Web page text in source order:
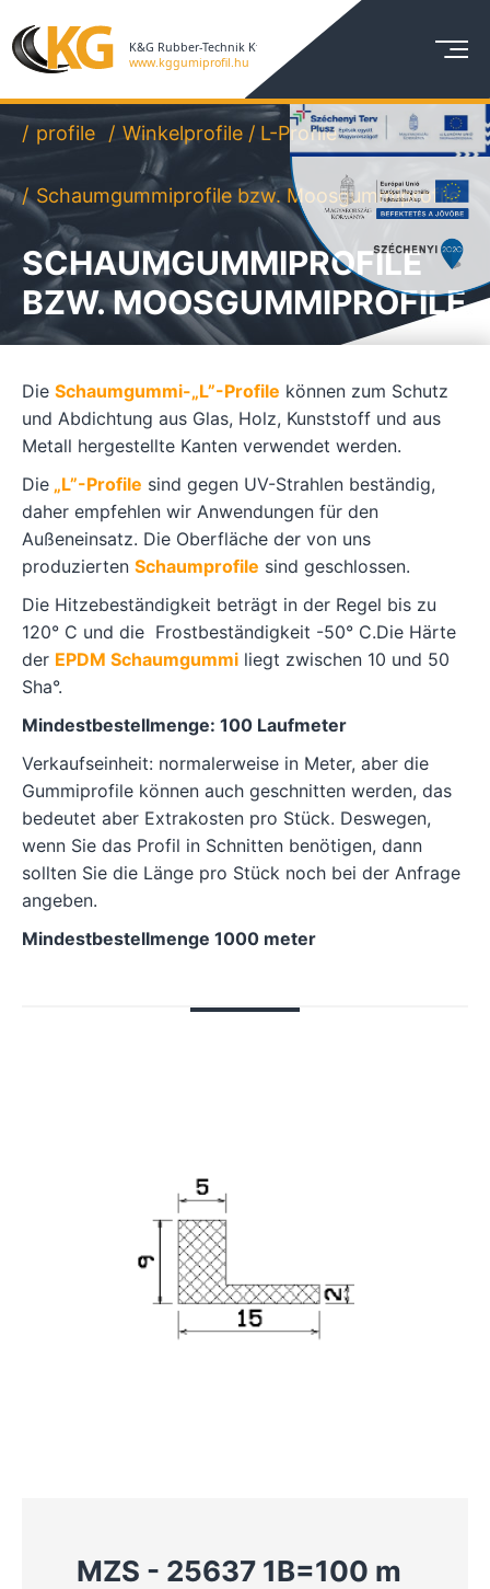
profile Winkelprofile / L-Profile
Schaumgummiprofile bzw. Moosgummiprofile
SCHAUMGUMMIPROFILE
BZW. MOOSGUMMIPROFILE
Die Schaumgummi-„L”-Profile können zum Schutz
und Abdichtung aus Glas, Holz, Kunststoff und aus
Metall hergestellte Kanten verwendet werden.
Die „L”-Profile sind gegen UV-Strahlen beständig,
daher empfehlen wir Anwendungen für den
Außeneinsatz. Die Oberfläche der von uns
produzierten Schaumprofile sind geschlossen.
Die Hitzebeständigkeit beträgt in der Regel bis zu
120° C und die Frostbeständigkeit -50° C.Die Härte
der EPDM Schaumgummi liegt zwischen 10 und 50
Sha°.
Mindestbestellmenge: 100 Laufmeter
Verkaufseinheit: normalerweise in Meter, aber die
Gummiprofile können auch geschnitten werden, das
bedeutet aber Extrakosten pro Stück. Deswegen,
wenn Sie das Profil in Schnitten benötigen, dann
sollten Sie die Länge pro Stück noch bei der Anfrage
angeben.
Mindestbestellmenge 1000 meter
MZS - 25637 1B=100 m